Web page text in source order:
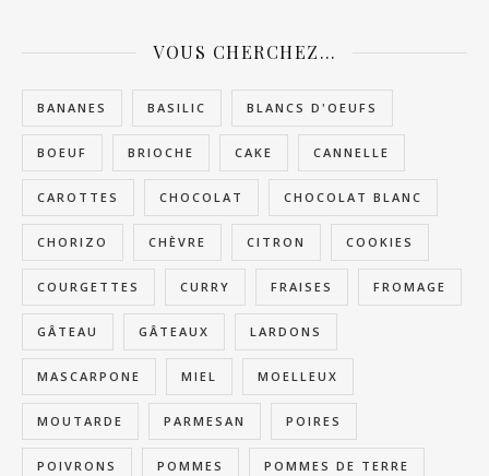
VOUS CHERCHEZ…
BANANES BASILIC BLANCS D'OEUFS
BOEUF BRIOCHE CAKE CANNELLE
CAROTTES CHOCOLAT CHOCOLAT BLANC
CHORIZO CHÈVRE CITRON COOKIES
COURGETTES CURRY FRAISES FROMAGE
GÂTEAU GÂTEAUX LARDONS
MASCARPONE MIEL MOELLEUX
MOUTARDE PARMESAN POIRES
POIVRONS POMMES POMMES DE TERRE